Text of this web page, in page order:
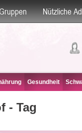
Nützliche
Gesundheit
- Tag